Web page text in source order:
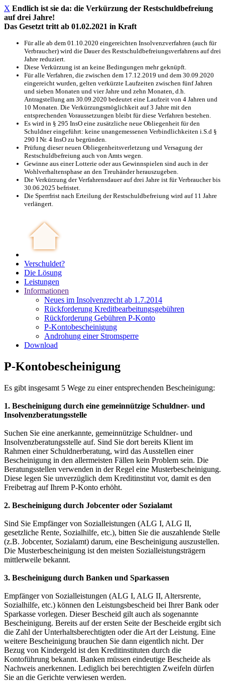
X Endlich ist sie da: die Verkürzung der Restschuldbefreiung
auf drei Jahre!
Das Gesetzt tritt ab 01.02.2021 in Kraft
Für alle ab dem 01.10.2020 eingereichten Insolvenzverfahren (auch für
Verbraucher) wird die Dauer des Restschuldbefreiungsverfahrens auf drei
Jahre reduziert.
Diese Verkürzung ist an keine Bedingungen mehr geknüpft.
Für alle Verfahren, die zwischen dem 17.12.2019 und dem 30.09.2020
eingereicht wurden, gelten verkürzte Laufzeiten zwischen fünf Jahren
und sieben Monaten und vier Jahre und zehn Monaten, d.h.
Antragstellung am 30.09.2020 bedeutet eine Laufzeit von 4 Jahren und
10 Monaten. Die Verkürzungsmöglichkeit auf 3 Jahre mit den
entsprechenden Voraussetzungen bleibt für diese Verfahren bestehen.
Es wird in § 295 InsO eine zusätzliche neue Obliegenheit für den
Schuldner eingeführt: keine unangemessenen Verbindlichkeiten i.S.d §
290 I Nr. 4 InsO zu begründen.
Prüfung dieser neuen Obliegenheitsverletzung und Versagung der
Restschuldbefreiung auch von Amts wegen.
Gewinne aus einer Lotterie oder aus Gewinnspielen sind auch in der
Wohlverhaltensphase an den Treuhänder herauszugeben.
Die Verkürzung der Verfahrensdauer auf drei Jahre ist für Verbraucher bis
30.06.2025 befristet.
Die Sperrfrist nach Erteilung der Restschuldbefreiung wird auf 11 Jahre
verlängert.
Verschuldet?
Die Lösung
Leistungen
Informationen
Neues im Insolvenzrecht ab 1.7.2014
Rückforderung Kreditbearbeitungsgebühren
Rückforderung Gebühren P-Konto
P-Kontobescheinigung
Androhung einer Stromsperre
Download
P-Kontobescheinigung
Es gibt insgesamt 5 Wege zu einer entsprechenden Bescheinigung:
1. Bescheinigung durch eine gemeinnützige Schuldner- und
Insolvenzberatungsstelle
Suchen Sie eine anerkannte, gemeinnützige Schuldner- und
Insolvenzberatungsstelle auf. Sind Sie dort bereits Klient im
Rahmen einer Schuldnerberatung, wird das Ausstellen einer
Bescheinigung in den allermeisten Fällen kein Problem sein. Die
Beratungsstellen verwenden in der Regel eine Musterbescheinigung.
Diese legen Sie unverzüglich dem Kreditinstitut vor, damit es den
Freibetrag auf Ihrem P-Konto erhöht.
2. Bescheinigung durch Jobcenter oder Sozialamt
Sind Sie Empfänger von Sozialleistungen (ALG I, ALG II,
gesetzliche Rente, Sozialhilfe, etc.), bitten Sie die auszahlende Stelle
(z.B. Jobcenter, Sozialamt) darum, eine Bescheinigung auszustellen.
Die Musterbescheinigung ist den meisten Sozialleistungsträgern
mittlerweile bekannt.
3. Bescheinigung durch Banken und Sparkassen
Empfänger von Sozialleistungen (ALG I, ALG II, Altersrente,
Sozialhilfe, etc.) können den Leistungsbescheid bei Ihrer Bank oder
Sparkasse vorlegen. Dieser Bescheid gilt auch als sogenannte
Bescheinigung. Bereits auf der ersten Seite der Bescheide ergibt sich
die Zahl der Unterhaltsberechtigten oder die Art der Leistung. Eine
weitere Bescheinigung brauchen Sie dann eigentlich nicht. Der
Bezug von Kindergeld ist den Kreditinstituten durch die
Kontoführung bekannt. Banken müssen eindeutige Bescheide als
Nachweis anerkennen. Lediglich bei berechtigten Zweifeln dürfen
Sie an die Gerichte verwiesen werden.